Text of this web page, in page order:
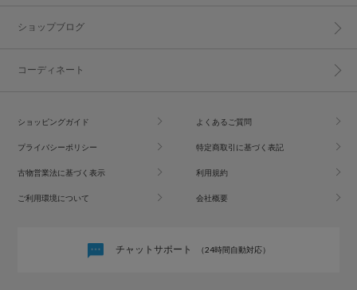
ショップブログ
コーディネート
ショッピングガイド よくあるご質問
プライバシーポリシー 特定商取引に基づく表記
古物営業法に基づく表示 利用規約
ご利用環境について 会社概要
チャットサポート （24時間自動対応）